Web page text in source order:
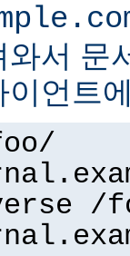
서 문
언트
/